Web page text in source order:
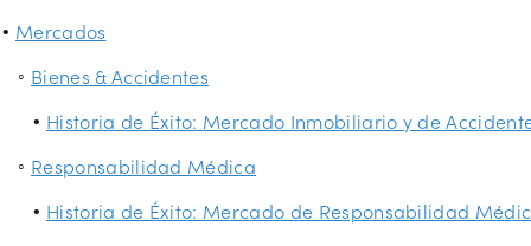
Mercados
Bienes & Accidentes
Historia de Éxito: Mercado Inmobiliario y de
Responsabilidad Médica
Historia de Éxito: Mercado de Responsabilidad